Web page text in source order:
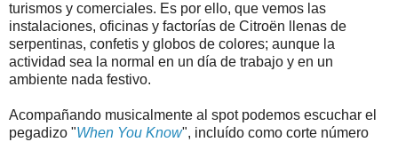
turismos y comerciales. Es por ello, que vemos las
instalaciones, oficinas y factorías de Citroën llenas de
serpentinas, confetis y globos de colores; aunque la
actividad sea la normal en un día de trabajo y en un
ambiente nada festivo.
Acompañando musicalmente al spot podemos escuchar el
pegadizo "When You Know", incluído como corte número